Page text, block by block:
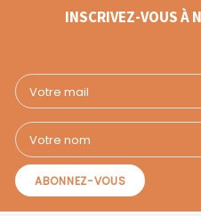
INSCRIVEZ-VOUS À